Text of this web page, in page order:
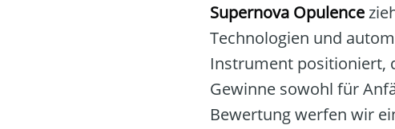
Supernova Opulence
Technologien und
Instrument positioniert,
Gewinne sowohl für
Bewertung werfen wir